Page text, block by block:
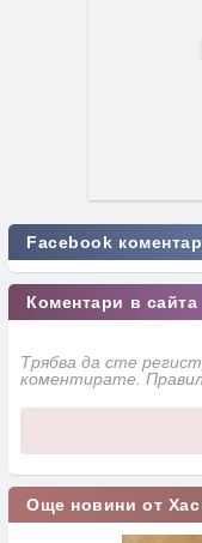
Facebook
Коментари в сайта
Трябва да сте
коментирате.
Още новини от